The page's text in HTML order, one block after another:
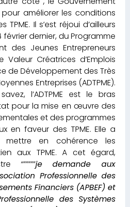
améliorer les conditions
Il s’est réjoui d’ailleurs
dernier, du Programme
des Jeunes Entrepreneurs
Créatrices d’Emplois
de Développement des Très
Entreprises (ADTPME).
l’ADTPME est le bras
pour la mise en œuvre des
et des programmes
en faveur des TPME. Elle a
en cohérence les
aux TPME. A cet égard,
“”””””je demande aux
Professionnelle des
Financiers (APBEF) et
des Systèmes